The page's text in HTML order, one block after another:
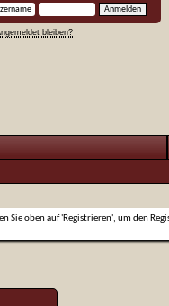
bleiben?
Sie oben auf 'Registrieren', um den